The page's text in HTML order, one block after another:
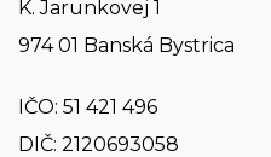
K. Jarunkovej 1
974 01 Banská Bystrica
IČO: 51 421 496
DIČ: 2120693058